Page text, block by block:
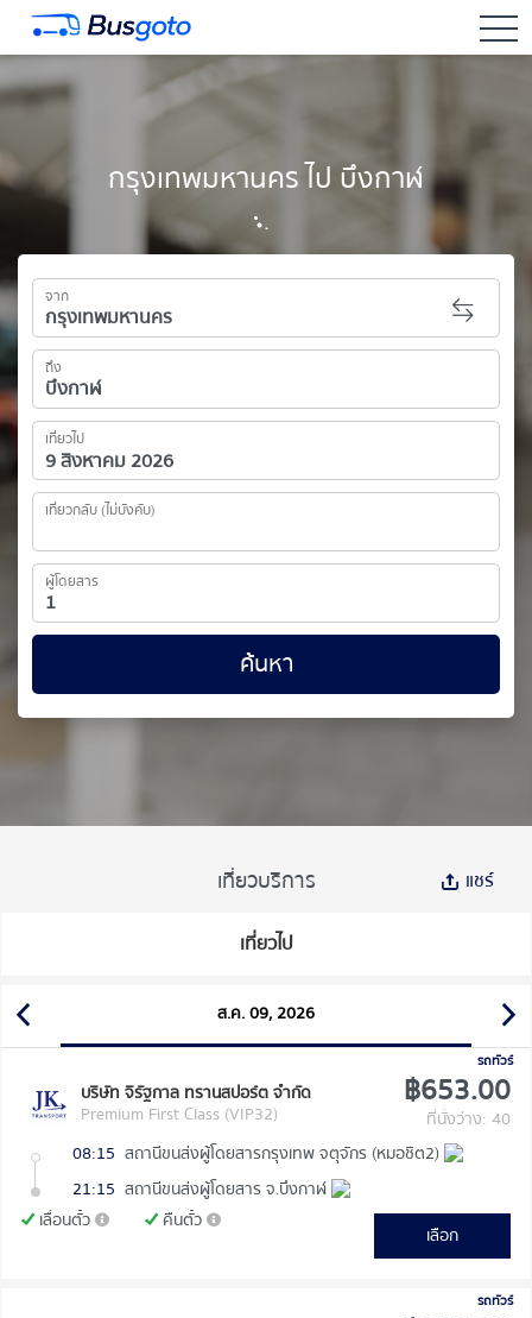
กรุงเทพมหานคร ไป บึงกาฬ
จาก
ถึง
เที่ยวไป
เที่ยวกลับ (ไม่บังคับ)
ผู้โดยสาร
ค้นหา
เที่ยวบริการ แชร์
เที่ยวไป
ส.ค. 09, 2026
รถทัวร์
บริษัท จิรัฐกาล ทรานสปอร์ต จำกัด
Premium First Class (VIP32)
฿653.00
ที่นั่งว่าง: 40
08:15 สถานีขนส่งผู้โดยสารกรุงเทพ จตุจักร (หมอชิต2)
21:15 สถานีขนส่งผู้โดยสาร จ.บึงกาฬ
เลื่อนตั๋ว
คืนตั๋ว
เลือก
รถทัวร์